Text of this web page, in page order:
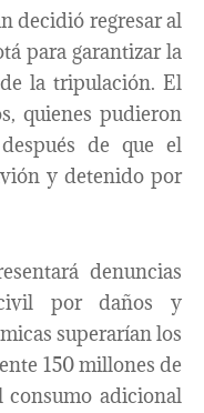
decidió regresar al
para garantizar la
la tripulación. El
quienes pudieron
de que el
y detenido por
denuncias
por daños y
superarían los
150 millones de
consumo adicional